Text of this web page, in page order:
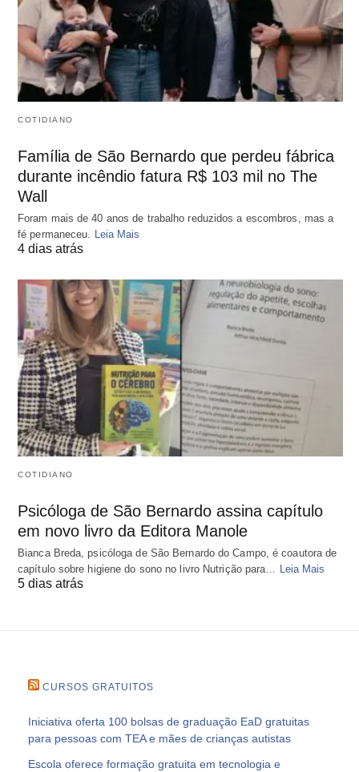
COTIDIANO
Família de São Bernardo que perdeu fábrica
durante incêndio fatura R$ 103 mil no The
Wall
Foram mais de 40 anos de trabalho reduzidos a escombros, mas a
fé permaneceu. Leia Mais
4 dias atrás
COTIDIANO
Psicóloga de São Bernardo assina capítulo
em novo livro da Editora Manole
Bianca Breda, psicóloga de São Bernardo do Campo, é coautora de
capítulo sobre higiene do sono no livro Nutrição para…
Leia Mais
5 dias atrás
CURSOS GRATUITOS
Iniciativa oferta 100 bolsas de graduação EaD gratuitas
para pessoas com TEA e mães de crianças autistas
Escola oferece formação gratuita em tecnologia e